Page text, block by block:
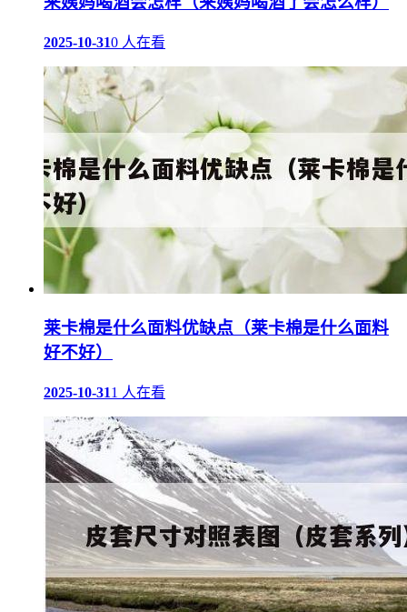
2025-10-310 人在看
莱卡棉是什么面料优缺点（莱卡棉是什么面料
好不好）
2025-10-311 人在看